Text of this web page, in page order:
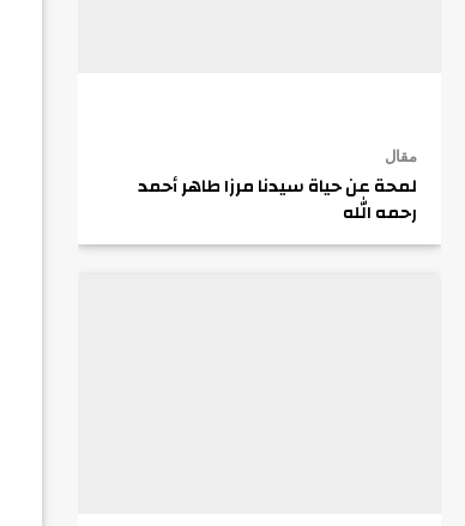
مقال
لمحة عن حياة سيدنا مرزا طاهر أحمد
رحمه الله